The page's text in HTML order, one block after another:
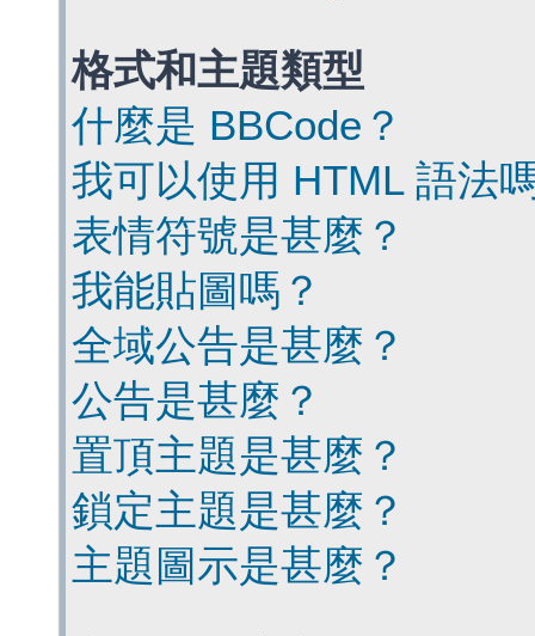
格式和主題類型
什麼是 BBCode？
我可以使用 HTML 語法
表情符號是甚麼？
我能貼圖嗎？
全域公告是甚麼？
公告是甚麼？
置頂主題是甚麼？
鎖定主題是甚麼？
主題圖示是甚麼？